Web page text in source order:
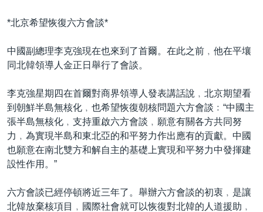
*北京希望恢復六方會談*
中國副總理李克強現在也來到了首爾。在此之前﹐他在平壤
同北韓領導人金正日舉行了會談。
李克強星期四在首爾對商界領導人發表講話說﹐北京期望看
到朝鮮半島無核化﹐也希望恢復朝核問題六方會談﹕“中國主
張半島無核化﹐支持重啟六方會談﹐願意有關各方共同努
力﹐為實現半島和東北亞的和平努力作出應有的貢獻。中國
也願意在南北雙方和解自主的基礎上實現和平努力中發揮建
設性作用。”
六方會談已經停頓將近三年了。舉辦六方會談的初衷﹐是讓
北韓放棄核項目﹐國際社會就可以恢復對北韓的人道援助﹐